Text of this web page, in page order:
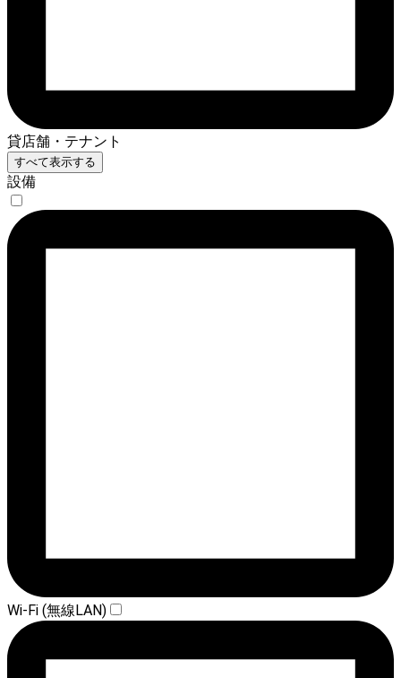
貸店舗・テナント
すべて表示する
設備
Wi-Fi (無線LAN)